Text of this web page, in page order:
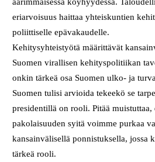
eriarvoisuus haittaa yhteiskuntien
poliittiselle epävakaudelle.
Kehitysyhteistyötä määrittävät
Suomen virallisen kehityspolitiikan
onkin tärkeä osa Suomen ulko- ja
Suomen tulisi arvioida tekeekö se
presidentillä on rooli. Pitää muistuttaa,
pakolaisuuden syitä voimme purkaa
kansainvälisellä ponnistuksella, jossa
tärkeä rooli.